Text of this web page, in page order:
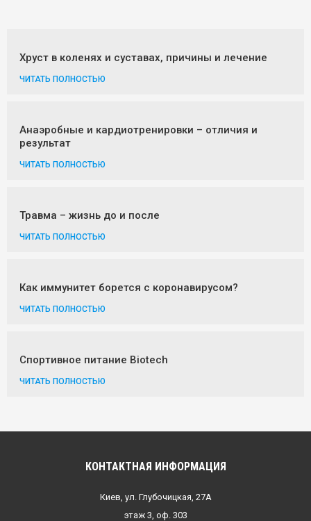
Хруст в коленях и суставах, причины и лечение
ЧИТАТЬ ПОЛНОСТЬЮ
Анаэробные и кардиотренировки – отличия и
результат
ЧИТАТЬ ПОЛНОСТЬЮ
Травма – жизнь до и после
ЧИТАТЬ ПОЛНОСТЬЮ
Как иммунитет борется с коронавирусом?
ЧИТАТЬ ПОЛНОСТЬЮ
Спортивное питание Biotech
ЧИТАТЬ ПОЛНОСТЬЮ
КОНТАКТНАЯ ИНФОРМАЦИЯ
Киев, ул. Глубочицкая, 27А
этаж 3, оф. 303